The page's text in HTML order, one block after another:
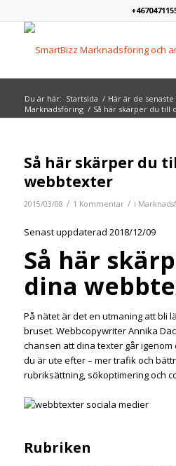
Du är här: Startsida / Här är de
Marknadsföring / Så här skärper du till
Så här skärper du
webbtexter
2015/03/08 / 1 Kommentar / i
Senast uppdaterad 2018/12/09
Så här
dina
På nätet är det en utmaning att bli
bruset. Webbcopywriter Annika
chansen att dina texter går
du är ute efter – mer trafik och
rubriksättning, sökoptimering och
Rubriken